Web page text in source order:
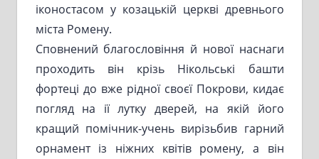
іконостасом у козацькій церкві древнього
міста Ромену.
Сповнений благословіння й нової наснаги
проходить він крізь Нікольські башти
фортеці до вже рідної своєї Покрови, кидає
погляд на ії лутку дверей, на якій його
кращий помічник-учень вирізьбив гарний
орнамент із ніжних квітів ромену, а він